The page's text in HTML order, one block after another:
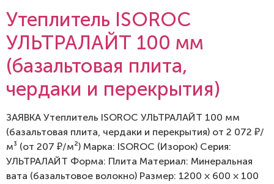
Утеплитель ISOROC
УЛЬТРАЛАЙТ 100 мм
(базальтовая плита,
чердаки и перекрытия)
ЗАЯВКА Утеплитель ISOROC УЛЬТРАЛАЙТ 100 мм
(базальтовая плита, чердаки и перекрытия) от 2 072 ₽/
м³ (от 207 ₽/м²) Марка: ISOROC (Изорок) Серия:
УЛЬТРАЛАЙТ Форма: Плита Материал: Минеральная
вата (базальтовое волокно) Размер: 1200 × 600 × 100